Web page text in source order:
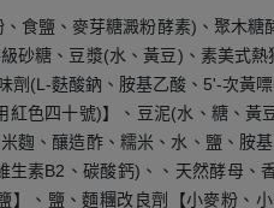
食鹽、麥芽糖澱粉酵素)、聚木
砂糖、豆漿(水、黃豆)、素美式
劑(L-麩酸鈉、胺基乙酸、5'-次
色四十號)】、豆泥(水、糖、
麴、釀造酢、糯米、水、鹽、胺
素B2、碳酸鈣)、、天然酵母
、鹽、麵糰改良劑【小麥粉